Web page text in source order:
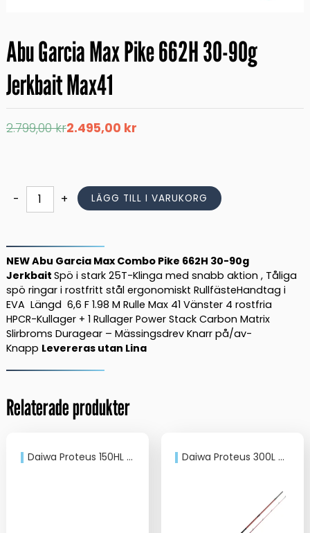
Abu Garcia Max Pike 662H 30-90g
Jerkbait Max41
2.799,00kr
Det
ursprungliga
2.495,00 kr
Det
nuvarande
-
Garcia
Pike
662H
30-
90g
Jerkbait
Max41
mängd
+ LÄGG TILL I VARUKORG
NEW Abu Garcia Max Combo Pike 662H 30-90g
Jerkbait Spö i stark 25T-Klinga med snabb aktion , Tåliga
spö ringar i rostfritt stål ergonomiskt RullfästeHandtag i
EVA Längd 6,6 F 1.98 M Rulle Max 41 Vänster 4 rostfria
HPCR-Kullager + 1 Rullager Power Stack Carbon Matrix
Slirbroms Duragear – Mässingsdrev Knarr på/av-
Knapp Levereras utan Lina
Relaterade produkter
Daiwa Proteus 150HL 7’7” 30-80G Daiwa Proteus 300L 8′ 120G Gäddkombo